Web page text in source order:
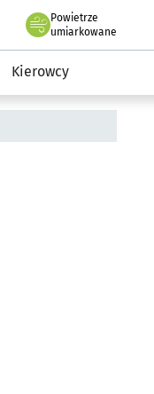
Powietrze
we Wrocławiu
umiarkowane
Kierowcy